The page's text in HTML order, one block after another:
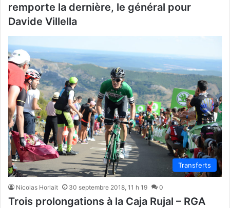
remporte la dernière, le général pour
Davide Villella
Transferts
Nicolas Horlait 30 septembre 2018, 11 h 19 0
Trois prolongations à la Caja Rujal – RGA